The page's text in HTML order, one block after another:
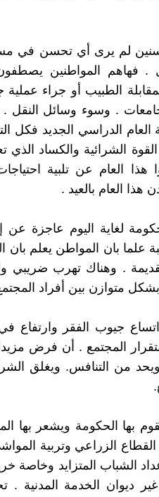
لم يرى أي تحسن في
. فهاهم المواطنين
الطبيب أو جراء عملية
. وسوء وسائل النقل .
الدراسي الجديد فكل
الشرائية والكساد الذي
العام عن تلبية احتياجات
العام بالعيد .
لغاية اليوم عاجزة
علما بان المواطن يعلم بان
. وهناك تهرب
متوازن بين أفراد
جيوب الفقر وارتفاع في
المجتمع . أن فرض
من التنافس. ويغلق
بها الحكومة ويشعر بها
الزراعي وتربية
الشباب المتزايد وخاصة
ديوان الخدمة المدنية